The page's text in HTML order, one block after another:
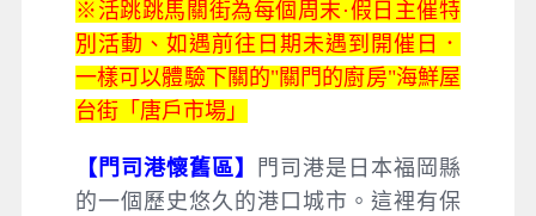
※活跳跳馬關街為每個周末·假日主催特
別活動、如遇前往日期未遇到開催日．
一樣可以體驗下關的"關門的廚房"海鮮屋
台街「唐戶市場」
【門司港懷舊區】
門司港是日本福岡縣
的一個歷史悠久的港口城市。這裡有保